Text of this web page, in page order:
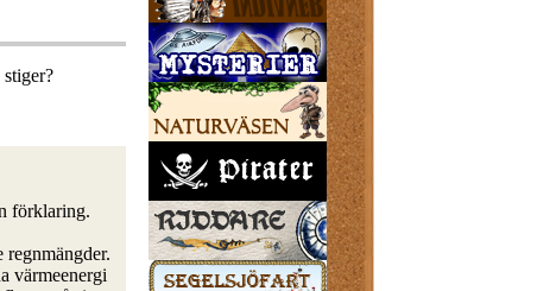
förklaring.
värmeenergi